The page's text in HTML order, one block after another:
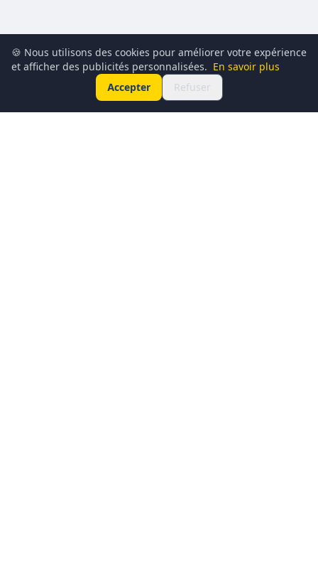
🍪 Nous utilisons des cookies pour améliorer votre expérience
et afficher des publicités personnalisées. En savoir plus
Accepter
Refuser